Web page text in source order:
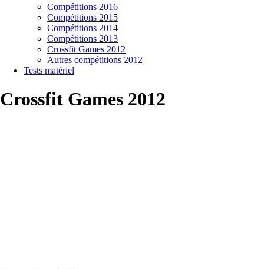
Compétitions 2016
Compétitions 2015
Compétitions 2014
Compétitions 2013
Crossfit Games 2012
Autres compétitions 2012
Tests matériel
Crossfit Games 2012